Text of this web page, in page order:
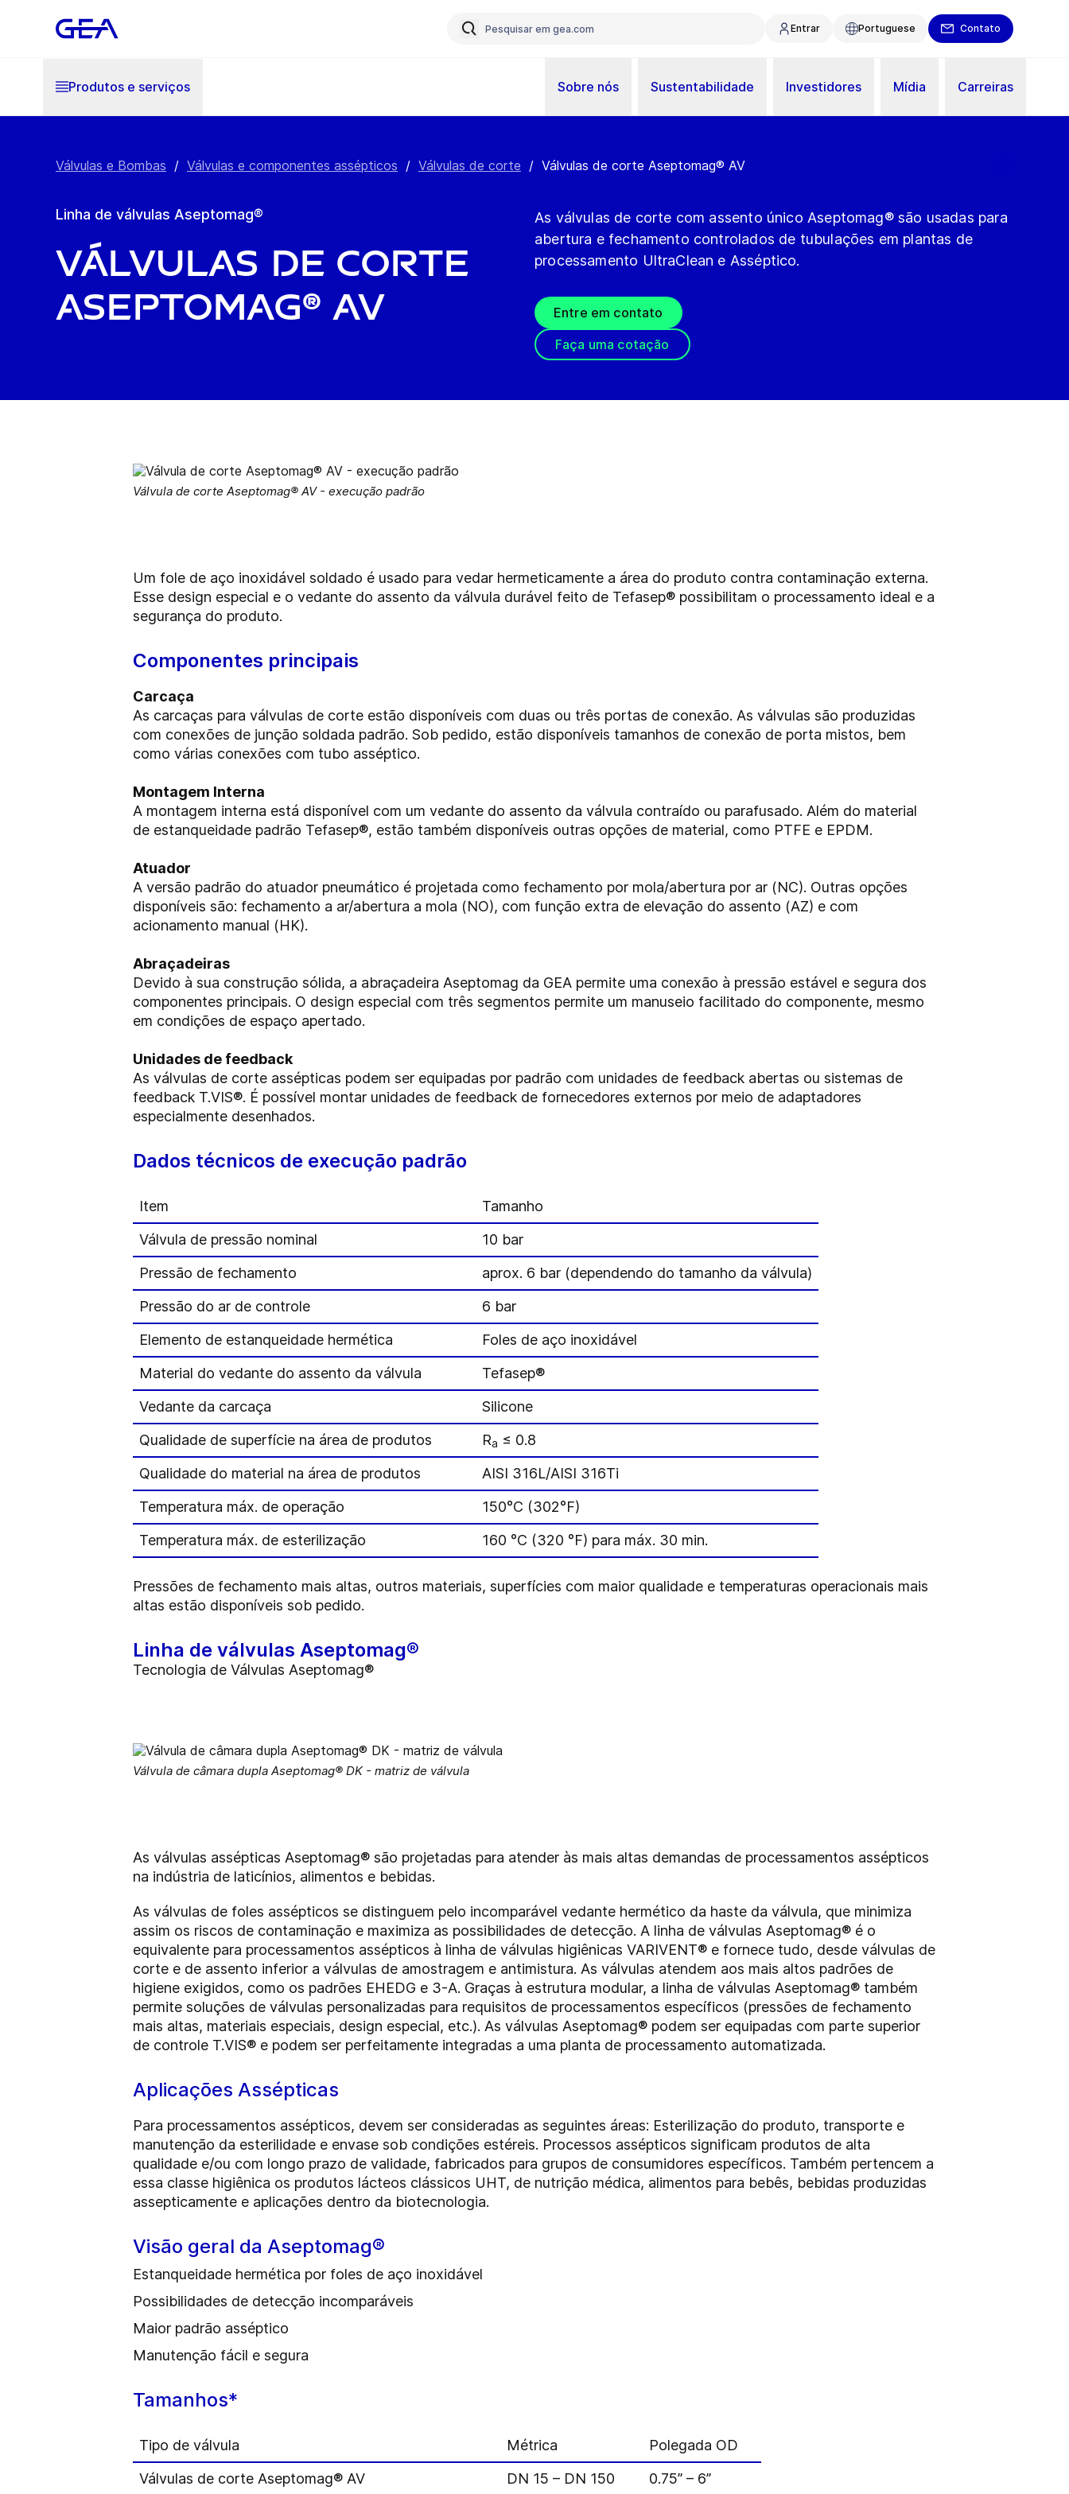
Entrar Portuguese Contato
Produtos e serviços Sobre nós Sustentabilidade Investidores Mídia Carreiras
Válvulas e Bombas / Válvulas e componentes assépticos / Válvulas de corte / Válvulas de corte Aseptomag® AV
Linha de válvulas Aseptomag®
Válvulas de corte
Aseptomag® AV
As válvulas de corte com assento único Aseptomag® são usadas para
abertura e fechamento controlados de tubulações em plantas de
processamento UltraClean e Asséptico.
Entre em contato
Faça uma cotação
Válvula de corte Aseptomag® AV - execução padrão
Um fole de aço inoxidável soldado é usado para vedar hermeticamente a área do produto contra contaminação externa.
Esse design especial e o vedante do assento da válvula durável feito de Tefasep® possibilitam o processamento ideal e a
segurança do produto.
Componentes principais
Carcaça
As carcaças para válvulas de corte estão disponíveis com duas ou três portas de conexão. As válvulas são produzidas
com conexões de junção soldada padrão. Sob pedido, estão disponíveis tamanhos de conexão de porta mistos, bem
como várias conexões com tubo asséptico.
Montagem Interna
A montagem interna está disponível com um vedante do assento da válvula contraído ou parafusado. Além do material
de estanqueidade padrão Tefasep®, estão também disponíveis outras opções de material, como PTFE e EPDM.
Atuador
A versão padrão do atuador pneumático é projetada como fechamento por mola/abertura por ar (NC). Outras opções
disponíveis são: fechamento a ar/abertura a mola (NO), com função extra de elevação do assento (AZ) e com
acionamento manual (HK).
Abraçadeiras
Devido à sua construção sólida, a abraçadeira Aseptomag da GEA permite uma conexão à pressão estável e segura dos
componentes principais. O design especial com três segmentos permite um manuseio facilitado do componente, mesmo
em condições de espaço apertado.
Unidades de feedback
As válvulas de corte assépticas podem ser equipadas por padrão com unidades de feedback abertas ou sistemas de
feedback T.VIS®. É possível montar unidades de feedback de fornecedores externos por meio de adaptadores
especialmente desenhados.
Dados técnicos de execução padrão
Item
Tamanho
Válvula de pressão nominal
10 bar
Pressão de fechamento
aprox. 6 bar (dependendo do tamanho da válvula)
Pressão do ar de controle
6 bar
Elemento de estanqueidade hermética
Foles de aço inoxidável
Material do vedante do assento da válvula
Tefasep®
Vedante da carcaça
Silicone
Qualidade de superfície na área de produtos
Ra ≤ 0.8
Qualidade do material na área de produtos
AISI 316L/AISI 316Ti
Temperatura máx. de operação
150°C (302°F)
Temperatura máx. de esterilização
160 °C (320 °F) para máx. 30 min.
Pressões de fechamento mais altas, outros materiais, superfícies com maior qualidade e temperaturas operacionais mais
altas estão disponíveis sob pedido.
Linha de válvulas Aseptomag®
Tecnologia de Válvulas Aseptomag®
Válvula de câmara dupla Aseptomag® DK - matriz de válvula
As válvulas assépticas Aseptomag® são projetadas para atender às mais altas demandas de processamentos assépticos
na indústria de laticínios, alimentos e bebidas.
As válvulas de foles assépticos se distinguem pelo incomparável vedante hermético da haste da válvula, que minimiza
assim os riscos de contaminação e maximiza as possibilidades de detecção. A linha de válvulas Aseptomag® é o
equivalente para processamentos assépticos à linha de válvulas higiênicas VARIVENT® e fornece tudo, desde válvulas de
corte e de assento inferior a válvulas de amostragem e antimistura. As válvulas atendem aos mais altos padrões de
higiene exigidos, como os padrões EHEDG e 3-A. Graças à estrutura modular, a linha de válvulas Aseptomag® também
permite soluções de válvulas personalizadas para requisitos de processamentos específicos (pressões de fechamento
mais altas, materiais especiais, design especial, etc.). As válvulas Aseptomag® podem ser equipadas com parte superior
de controle T.VIS® e podem ser perfeitamente integradas a uma planta de processamento automatizada.
Aplicações Assépticas
Para processamentos assépticos, devem ser consideradas as seguintes áreas: Esterilização do produto, transporte e
manutenção da esterilidade e envase sob condições estéreis. Processos assépticos significam produtos de alta
qualidade e/ou com longo prazo de validade, fabricados para grupos de consumidores específicos. Também pertencem a
essa classe higiênica os produtos lácteos clássicos UHT, de nutrição médica, alimentos para bebês, bebidas produzidas
assepticamente e aplicações dentro da biotecnologia.
Visão geral da Aseptomag®
Estanqueidade hermética por foles de aço inoxidável
Possibilidades de detecção incomparáveis
Maior padrão asséptico
Manutenção fácil e segura
Tamanhos*
Tipo de válvula Métrica
Polegada OD
Válvulas de corte Aseptomag® AV
DN 15 – DN 150 0.75” – 6”